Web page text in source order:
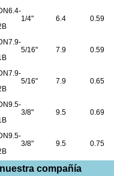
1/4" 6.4 0.59
5/16" 7.9 0.59
5/16" 7.9 0.65
3/8" 9.5 0.69
3/8" 9.5 0.75
nuestra compañía